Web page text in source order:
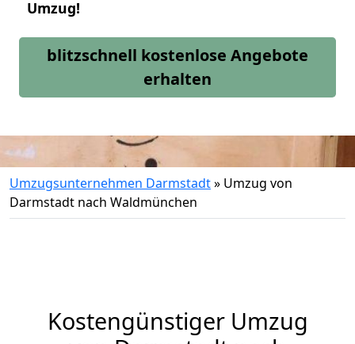
Umzug!
blitzschnell kostenlose Angebote
erhalten
Umzugsunternehmen Darmstadt» Umzug von
Darmstadt nach Waldmünchen
Kostengünstiger Umzug